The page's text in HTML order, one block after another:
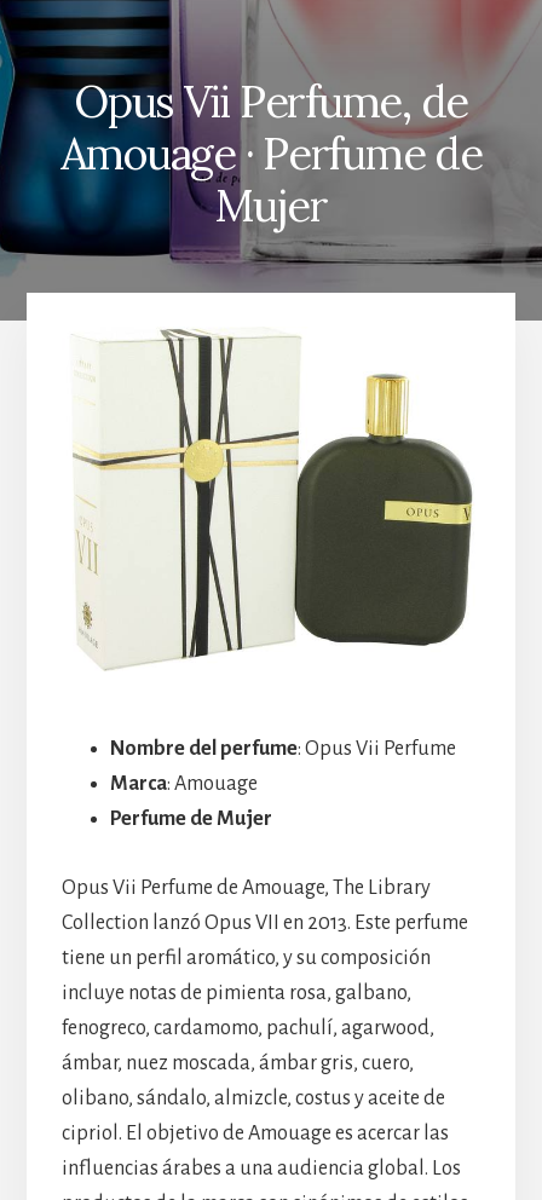
Opus Vii Perfume, de
Amouage · Perfume de
Mujer
Nombre del perfume: Opus Vii Perfume
Marca: Amouage
Perfume de Mujer
Opus Vii Perfume de Amouage, The Library
Collection lanzó Opus VII en 2013. Este perfume
tiene un perfil aromático, y su composición
incluye notas de pimienta rosa, galbano,
fenogreco, cardamomo, pachulí, agarwood,
ámbar, nuez moscada, ámbar gris, cuero,
olibano, sándalo, almizcle, costus y aceite de
cipriol. El objetivo de Amouage es acercar las
influencias árabes a una audiencia global. Los